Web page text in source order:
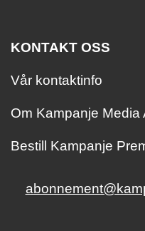
KONTAKT OSS
Vår kontaktinfo
Om Kampanje Media
Bestill Kampanje